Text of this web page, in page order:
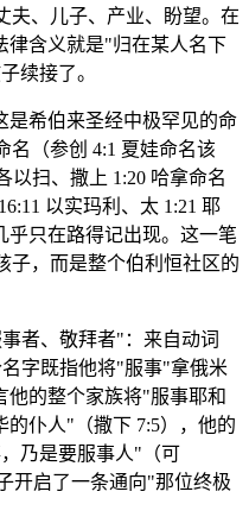
夫、儿子、产业、盼望。在
律含义就是"归在某人名下
续接了。
希伯来圣经中极罕见的命
名（参创 4:1 夏娃命名该
以扫、撒上 1:20 哈拿命名
以实玛利、太 1:21 耶
只在路得记出现。这一笔
子，而是整个伯利恒社区的
者、敬拜者"：来自动词
字既指他将"服事"拿俄米
他的整个家族将"服事耶和
仆人"（撒下 7:5），他的
乃是要服事人"（可
开启了一条通向"那位终极